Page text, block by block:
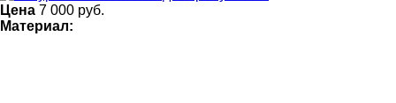
Цена 7 000 руб.
Материал: